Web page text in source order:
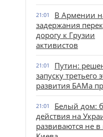
21:01
В Армении
задержания
дорогу к Грузии
активистов
21:01
Путин:
запуску третьего
развития БАМа
21:01
Белый дом:
действия на
развиваются не в